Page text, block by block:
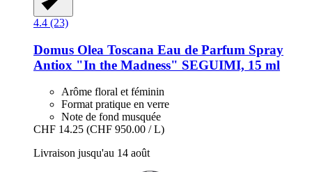
4.4 (23)
Domus Olea Toscana Eau de Parfum Spray
Antiox "In the Madness" SEGUIMI, 15 ml
Arôme floral et féminin
Format pratique en verre
Note de fond musquée
CHF 14.25 (CHF 950.00 / L)
Livraison jusqu'au 14 août